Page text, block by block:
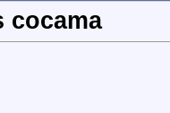
cocama